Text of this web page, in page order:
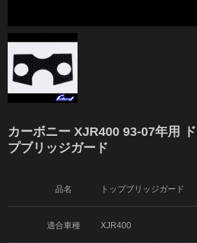
カーボニー XJR400 93-07年用
プブリッジガード
品名 トップブリッジガード
適合車種 XJR400